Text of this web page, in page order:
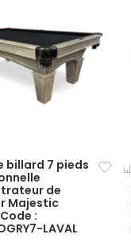
d
r
e
d
o
a
billard 7 pieds
de
Majestic
:
LAVAL